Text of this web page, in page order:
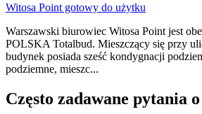
Witosa Point gotowy do użytku
Warszawski biurowiec Witosa Point jest
POLSKA Totalbud. Mieszczący się przy
budynek posiada sześć kondygnacji
podziemne, mieszc...
Często zadawane pytania